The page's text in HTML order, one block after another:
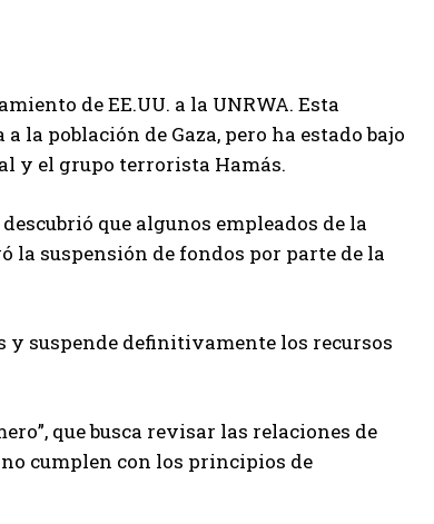
de EE.UU. a la UNRWA. Esta
población de Gaza, pero ha estado bajo
y el grupo terrorista Hamás.
que algunos empleados de la
la suspensión de fondos por parte de la
y suspende definitivamente los recursos
que busca revisar las relaciones de
cumplen con los principios de